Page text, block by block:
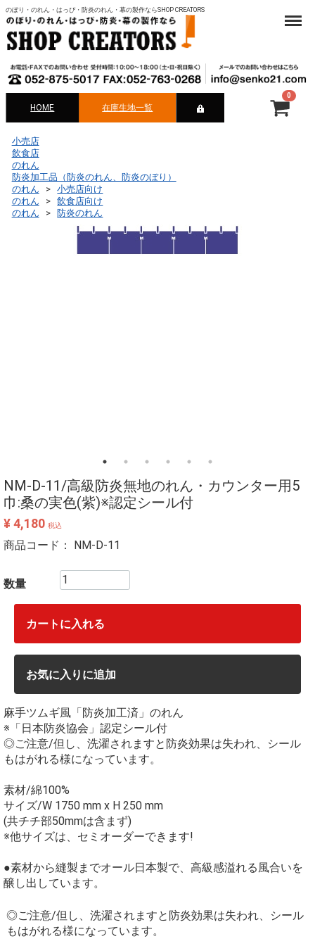
のぼり・のれん・はっぴ・防炎のれん・幕の製作ならSHOP CREATORS
HOME 在庫生地一覧
Menu
小売店
飲食店
のれん
防炎加工品（防炎のれん、防炎のぼり）
のれん
小売店向け
のれん
飲食店向け
のれん
防炎のれん
NM-D-11/高級防炎無地のれん・カウンター用5
巾:桑の実色(紫)※認定シール付
¥ 4,180 税込
商品コード： NM-D-11
数量
カートに入れる
お気に入りに追加
麻手ツムギ風「防炎加工済」のれん
※「日本防炎協会」認定シール付
◎ご注意/但し、洗濯されますと防炎効果は失われ、シール
もはがれる様になっています。
素材/綿100%
サイズ/W 1750 mm x H 250 mm
(共チチ部50mmは含まず)
※他サイズは、セミオーダーできます!
●素材から縫製までオール日本製で、高級感溢れる風合いを
醸し出しています。
◎ご注意/但し、洗濯されますと防炎効果は失われ、シール
もはがれる様になっています。
0